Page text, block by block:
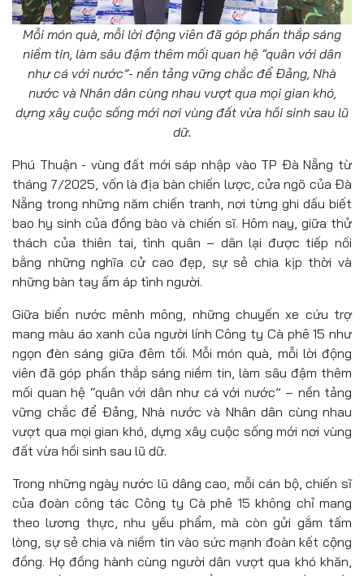
Mỗi món quà, mỗi lời động viên đã góp phần thắp sáng
niềm tin, làm sâu đậm thêm mối quan hệ “quân với dân
như cá với nước”- nền tảng vững chắc để Đảng, Nhà
nước và Nhân dân cùng nhau vượt qua mọi gian khó,
dựng xây cuộc sống mới nơi vùng đất vừa hồi sinh sau lũ
dữ.
Phú Thuận - vùng đất mới sáp nhập vào TP Đà Nẵng từ
tháng 7/2025, vốn là địa bàn chiến lược, cửa ngõ của Đà
Nẵng trong những năm chiến tranh, nơi từng ghi dấu biết
bao hy sinh của đồng bào và chiến sĩ. Hôm nay, giữa thử
thách của thiên tai, tình quân – dân lại được tiếp nối
bằng những nghĩa cử cao đẹp, sự sẻ chia kịp thời và
những bàn tay ấm áp tình người.
Giữa biển nước mênh mông, những chuyến xe cứu trợ
mang màu áo xanh của người lính Công ty Cà phê 15 như
ngọn đèn sáng giữa đêm tối. Mỗi món quà, mỗi lời động
viên đã góp phần thắp sáng niềm tin, làm sâu đậm thêm
mối quan hệ “quân với dân như cá với nước” – nền tảng
vững chắc để Đảng, Nhà nước và Nhân dân cùng nhau
vượt qua mọi gian khó, dựng xây cuộc sống mới nơi vùng
đất vừa hồi sinh sau lũ dữ.
Trong những ngày nước lũ dâng cao, mỗi cán bộ, chiến sĩ
của đoàn công tác Công ty Cà phê 15 không chỉ mang
theo lương thực, nhu yếu phẩm, mà còn gửi gắm tấm
lòng, sự sẻ chia và niềm tin vào sức mạnh đoàn kết cộng
đồng. Họ đồng hành cùng người dân vượt qua khó khăn,